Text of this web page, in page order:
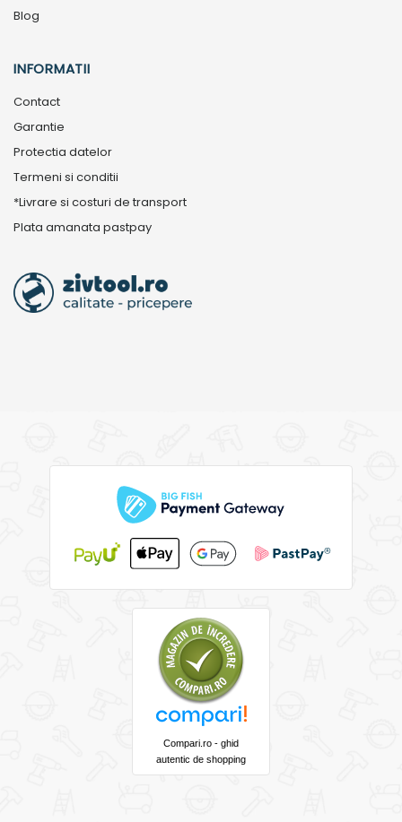
Blog
INFORMATII
Contact
Garantie
Protectia datelor
Termeni si conditii
*Livrare si costuri de transport
Plata amanata pastpay
Compari.ro - ghid
autentic de shopping